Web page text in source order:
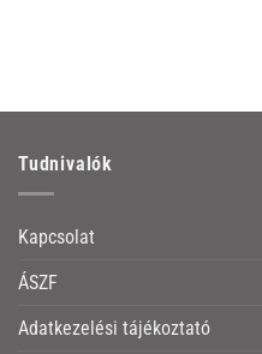
Tudnivalók
Kapcsolat
ÁSZF
Adatkezelési tájékoztató